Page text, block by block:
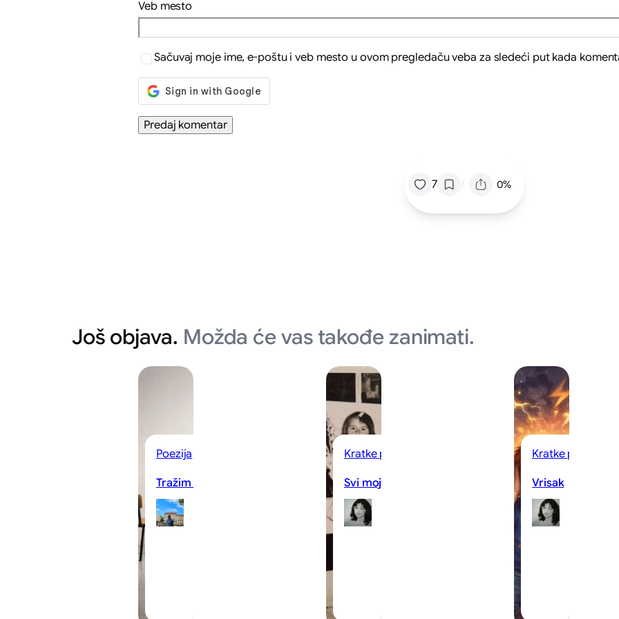
Veb mesto
Sačuvaj moje ime, e-poštu i veb mesto u ovom pregledaču veba za sledeći put kada
7 / 0%
Još objava. Možda će vas takođe zanimati.
Poezija
Tražim te
Kratke priče
Svi moji buketi
Kratke priče
Vrisak